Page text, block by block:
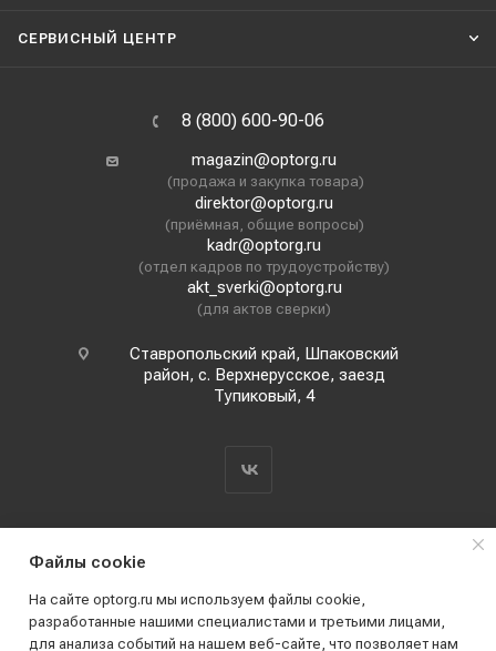
СЕРВИСНЫЙ ЦЕНТР
8 (800) 600-90-06
magazin@optorg.ru
(продажа и закупка товара)
direktor@optorg.ru
(приёмная, общие вопросы)
kadr@optorg.ru
(отдел кадров по трудоустройству)
akt_sverki@optorg.ru
(для актов сверки)
Ставропольский край, Шпаковский
район, с. Верхнерусское, заезд
Тупиковый, 4
Файлы cookie
На сайте optorg.ru мы используем файлы cookie,
разработанные нашими специалистами и третьими лицами,
для анализа событий на нашем веб-сайте, что позволяет нам